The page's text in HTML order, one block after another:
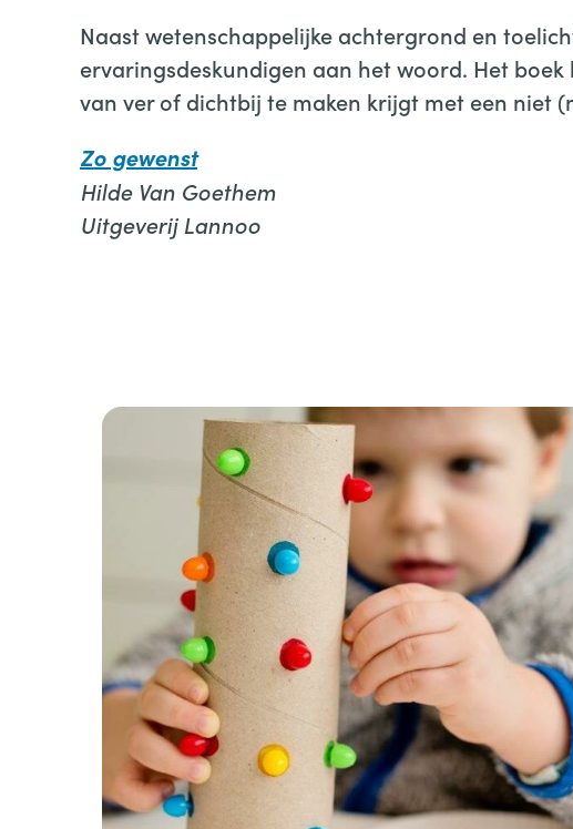
Naast wetenschappelijke achtergrond en
ervaringsdeskundigen aan het woord. Het
van ver of dichtbij te maken krijgt met een niet
Zo gewenst
Hilde Van Goethem
Uitgeverij Lannoo